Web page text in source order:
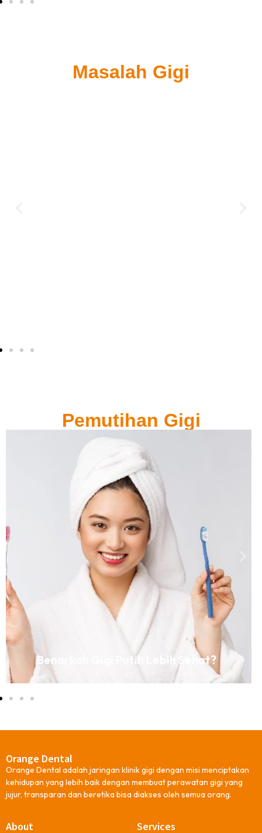
Masalah Gigi
Pemutihan Gigi
Ciri-Ciri Kalau Kamu Memiliki Gigi Sehat
dan Terawat
Orange Dental
Orange Dental adalah jaringan klinik gigi dengan misi menciptakan
kehidupan yang lebih baik dengan membuat perawatan gigi yang
jujur, transparan dan beretika bisa diakses oleh semua orang.
About Services